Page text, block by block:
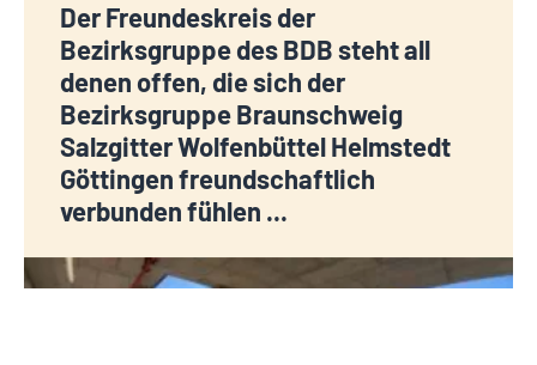
Der Freundeskreis der
Bezirksgruppe des BDB steht all
denen offen, die sich der
Bezirksgruppe Braunschweig
Salzgitter Wolfenbüttel Helmstedt
Göttingen freundschaftlich
verbunden fühlen ...